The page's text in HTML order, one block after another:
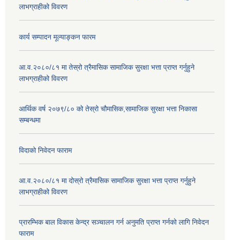
लाभग्राहीको विवरण
कार्य सम्पादन मूल्याङ्कन फारम
आ.व.२०८०/८१ मा तेस्रो त्रैमासिक सामाजिक सुरक्षा भत्ता प्राप्त गर्नुहुने
लाभग्राहीको विवरण
आर्थिक वर्ष २०७९/८० को तेस्रो चौमासिक,सामाजिक सुरक्षा भत्ता निकासा
सम्बन्धमा
विदाको निवेदन फाराम
आ.व.२०८०/८१ मा दोस्रो त्रैमासिक सामाजिक सुरक्षा भत्ता प्राप्त गर्नुहुने
लाभग्राहीको विवरण
प्रारम्भिक बाल विकास केन्द्र सञ्चालन गर्न अनुमति प्राप्त गर्नको लागि निवेदन
फाराम